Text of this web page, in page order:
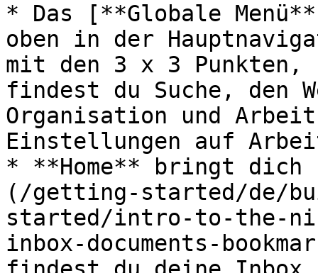
* Das [**Globale
oben in der
mit den 3 x 3 Punkten,
findest du Suche, den
Organisation und
Einstellungen auf
* **Home** bringt
(/getting-started/de/
started/intro-to-the-
inbox-documents-